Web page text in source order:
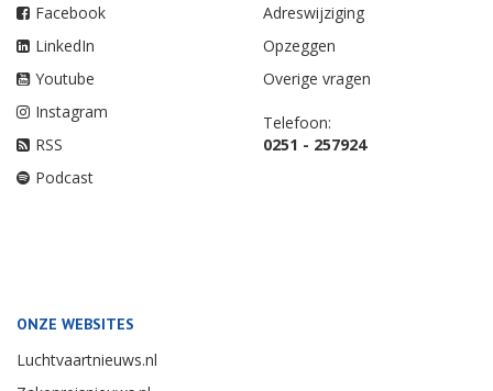
Facebook
LinkedIn
Youtube
Instagram
RSS
Podcast
Adreswijziging
Opzeggen
Overige vragen
Telefoon:
0251 - 257924
ONZE WEBSITES
Luchtvaartnieuws.nl